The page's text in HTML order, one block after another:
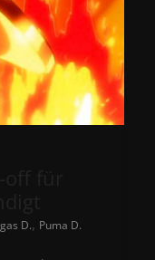
D., Puma D.